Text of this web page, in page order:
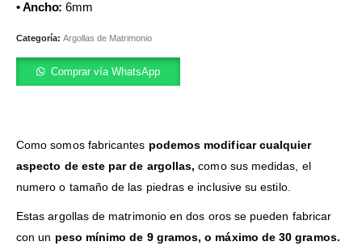
• Ancho: 6mm
Categoría: Argollas de Matrimonio
Comprar vía WhatsApp
Como somos fabricantes podemos modificar cualquier
aspecto de este par de argollas, como sus medidas, el
numero o tamaño de las piedras e inclusive su estilo.
Estas argollas de matrimonio en dos oros se pueden fabricar
con un peso mínimo de 9 gramos, o máximo de 30 gramos.